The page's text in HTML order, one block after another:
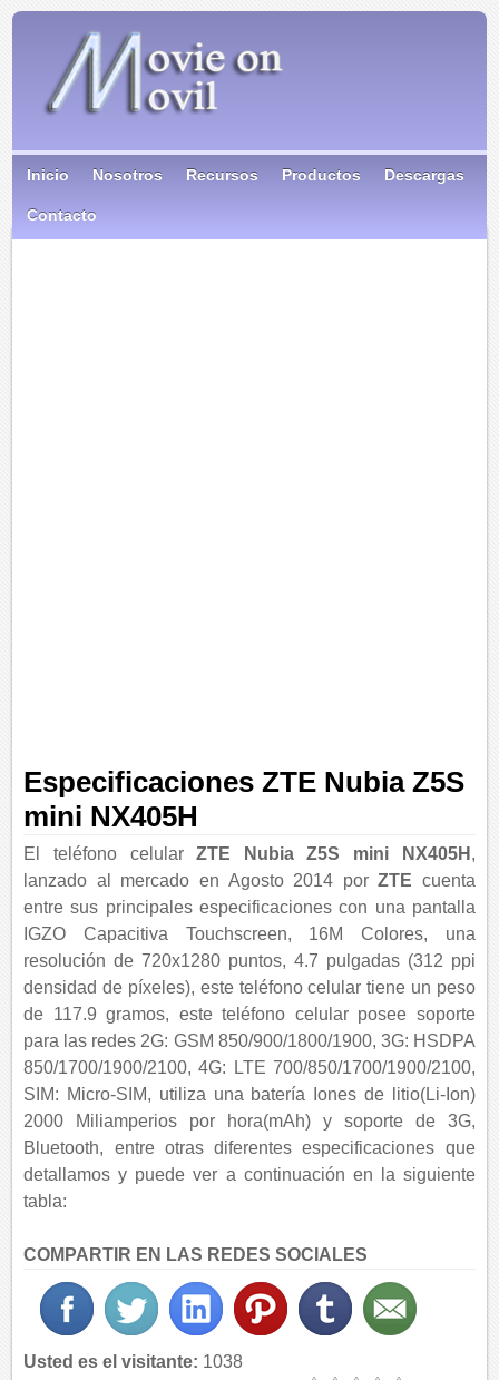
Inicio Nosotros Recursos Productos Descargas
Contacto
Especificaciones ZTE Nubia Z5S
mini NX405H
El teléfono celularZTE Nubia Z5S mini NX405H ,
lanzado al mercado en Agosto 2014 porZTE cuenta
entre sus principales especificaciones con una pantalla
IGZO Capacitiva Touchscreen, 16M Colores, una
resolución de 720x1280 puntos, 4.7 pulgadas (312 ppi
densidad de píxeles), este teléfono celular tiene un peso
de 117.9 gramos, este teléfono celular posee soporte
para las redes 2G: GSM 850/900/1800/1900, 3G: HSDPA
850/1700/1900/2100, 4G: LTE 700/850/1700/1900/2100,
SIM: Micro-SIM, utiliza una batería Iones de litio(Li-Ion)
2000 Miliamperios por hora(mAh) y soporte de 3G,
Bluetooth, entre otras diferentes especificaciones que
detallamos y puede ver a continuación en la siguiente
tabla:
COMPARTIR EN LAS REDES SOCIALES
Usted es el visitante: 1038